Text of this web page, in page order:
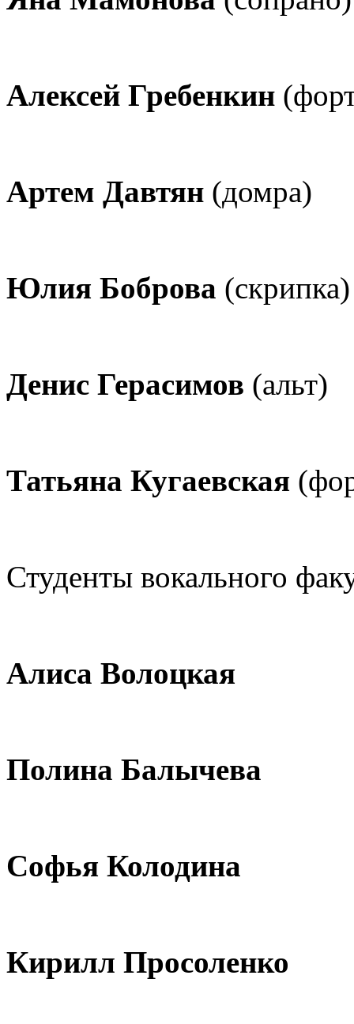
Алексей Гребенкин
Артем Давтян (домра)
Юлия Боброва (скрипка)
Денис Герасимов (альт)
Татьяна Кугаевская
Студенты вокального
Алиса Волоцкая
Полина Балычева
Софья Колодина
Кирилл Просоленко